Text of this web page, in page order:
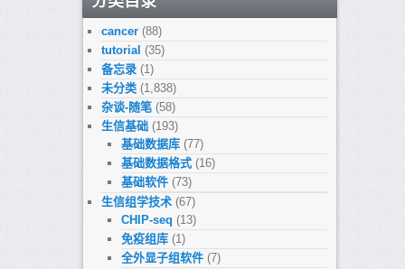
cancer(88)
tutorial (35)
备忘录(1)
未分类(1,838)
杂谈-随笔(58)
生信基础(193)
基础数据库 (77)
基础数据格式 (16)
基础软件 (73)
生信组学技术(67)
CHIP-seq (13)
免疫组库 (1)
全外显子组软件 (7)